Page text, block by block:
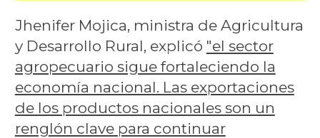
Jhenifer Mojica, ministra de Agricultura
y Desarrollo Rural, explicó "el sector
agropecuario sigue fortaleciendo la
economía nacional. Las exportaciones
de los productos nacionales son un
renglón clave para continuar